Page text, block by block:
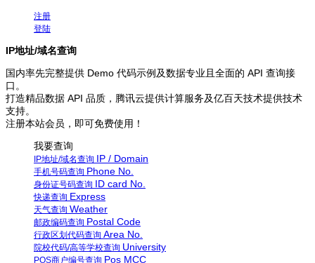
注册
登陆
IP地址/域名查询
国内率先完整提供 Demo 代码示例及数据专业且全面的 API 查询接
口。
打造精品数据 API 品质，腾讯云提供计算服务及亿百天技术提供技术
支持。
注册本站会员，即可免费使用！
我要查询
IP地址/域名查询 IP / Domain
手机号码查询 Phone No.
身份证号码查询 ID card No.
快递查询 Express
天气查询 Weather
邮政编码查询 Postal Code
行政区划代码查询 Area No.
院校代码/高等学校查询 University
POS商户编号查询 Pos MCC